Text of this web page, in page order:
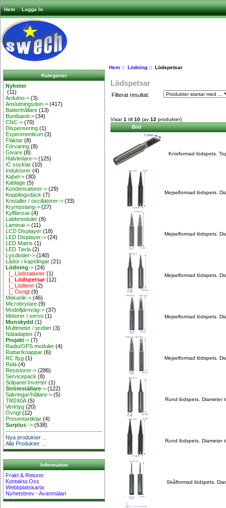
Hem Logga In
Kategorier
Nyheter
(11)
Arduino-> (3)
Anslutningsdon-> (417)
Batterihållare (13)
Buntband-> (34)
CNC-> (70)
Dispensering (1)
Experimentkort (3)
Fläktar (8)
Förvaring (8)
Givare (8)
Halvledare-> (125)
IC socklar (10)
Induktorer (4)
Kabel-> (30)
Kablage (5)
Kondensatorer-> (29)
Kopplingsdäck (7)
Kristaller / oscillatorer-> (33)
Krympslang-> (27)
Kylflänsar (4)
Labbmoduler (8)
Laminat-> (11)
LCD Displayer (18)
LED Displayer-> (24)
LED Matris (1)
LED Tavla (2)
Lysdioder-> (140)
Lådor / kapslingar (21)
Lödning-> (24)
|_ Lödstationer (1)
|_ Lödspetsar(12)
|_ Lödtenn (2)
|_ Övrigt (9)
Mekanik-> (46)
Microbrytare (9)
Modelljärnväg-> (37)
Motorer / servo (1)
Munskydd (1)
Multimeter / prober (3)
Nätadapter (7)
Projekt-> (7)
Radio/GPS moduler (4)
Rattar/knappar (6)
RC flyg (1)
Relä (4)
Resistorer-> (286)
Servicepack (8)
Solpanel Inverter (1)
Strömställare-> (122)
Säkringar/hållare-> (5)
TM240A (5)
Verktyg (20)
Övrigt (12)
Presentartiklar (4)
Surplus-> (538)
Nya produkter ...
Alla Produkter ...
Information
Frakt & Returer
Kontakta Oss
Webbplatskarta
Nyhetsbrev - Avanmälan
Hem:: Lödning:: Lödspetsar
Lödspetsar
Filterat resultat:
Visar1 till 10 (av 12 produkter)
Bild
Knivformad lödspets.
Mejselformad lödspets.
Mejselformad lödspets.
Mejselformad lödspets.
Mejselformad lödspets.
Mejselformad lödspets.
Rund lödspets. Diameter
Rund lödspets. Diameter
Skålformad lödspets.